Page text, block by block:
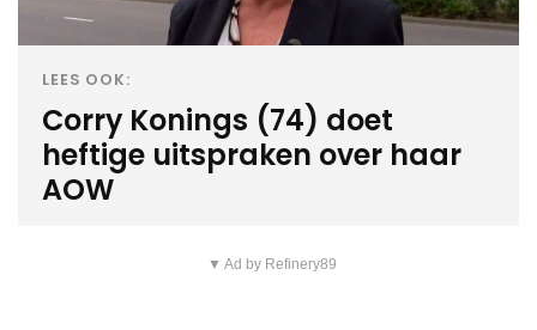
LEES OOK:
Corry Konings (74) doet
heftige uitspraken over haar
AOW
▼ Ad by Refinery89